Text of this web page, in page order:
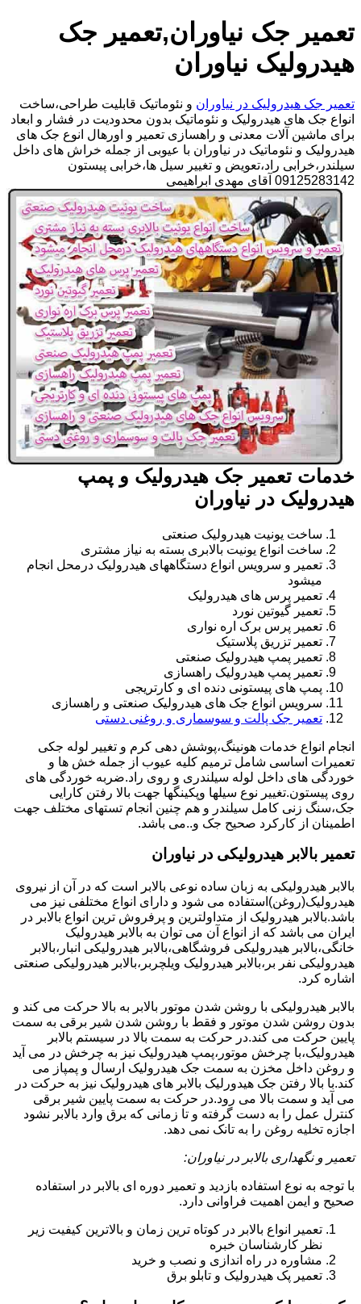
تعمیر جک نیاوران,تعمیر جک
هیدرولیک نیاوران
تعمیر جک هیدرولیک در نیاوران و نئوماتیک قابلیت طراحی،ساخت
انواع جک های هیدرولیک و نئوماتیک بدون محدودیت در فشار و ابعاد
برای ماشین آلات معدنی و راهسازی تعمیر و اورهال انوع جک های
هیدرولیک و نئوماتیک در نیاوران با عیوبی از جمله خراش های داخل
سیلندر،خرابی راد،تعویض و تغییر سیل ها،خرابی پیستون
09125283142 آقای مهدی ابراهیمی
خدمات تعمیر جک هیدرولیک و پمپ
هیدرولیک در نیاوران
ساخت یونیت هیدرولیک صنعتی
ساخت انواع یونیت بالابری بسته به نیاز مشتری
تعمیر و سرویس انواع دستگاههای هیدرولیک درمحل انجام
میشود
تعمیر پرس های هیدرولیک
تعمیر گیوتین نورد
تعمیر پرس برک اره نواری
تعمیر تزریق پلاستیک
تعمیر پمپ هیدرولیک صنعتی
تعمیر پمپ هیدرولیک راهسازی
پمپ های پیستونی دنده ای و کارتریجی
سرویس انواع جک های هیدرولیک صنعتی و راهسازی
تعمیر جک پالت و سوسماری و روغنی دستی
انجام انواع خدمات هونینگ،پوشش دهی کرم و تغییر لوله جکی
تعمیرات اساسی شامل ترمیم کلیه عیوب از جمله خش ها و
خوردگی های داخل لوله سیلندری و روی راد.ضربه خوردگی های
روی پیستون.تغییر نوع سیلها وپکینگها جهت بالا رفتن کارایی
جک،سنگ زنی کامل سیلندر و هم چنین انجام تستهای مختلف جهت
اطمینان از کارکرد صحیح جک و..می باشد.
تعمیر بالابر هیدرولیکی در نیاوران
بالابر هیدرولیکی به زبان ساده نوعی بالابر است که در آن از نیروی
هیدرولیک(روغن)استفاده می شود و دارای انواع مختلفی نیز می
باشد.بالابر هیدرولیک از متداولترین و پرفروش ترین انواع بالابر در
ایران می باشد که از انواع آن می توان به بالابر هیدرولیک
خانگی،بالابر هیدرولیکی فروشگاهی،بالابر هیدرولیکی انبار،بالابر
هیدرولیکی نفر بر،بالابر هیدرولیک ویلچربر،بالابر هیدرولیکی صنعتی
اشاره کرد.
بالابر هیدرولیکی با روشن شدن موتور بالابر به بالا حرکت می کند و
بدون روشن شدن موتور و فقط با روشن شدن شیر برقی به سمت
پایین حرکت می کند.در حرکت به سمت بالا در سیستم بالابر
هیدرولیک،با چرخش موتور،پمپ هیدرولیک نیز به چرخش در می آید
و روغن داخل مخزن به سمت جک هیدرولیک ارسال و پمپاز می
کند.با بالا رفتن جک هیدورلیک بالابر های هیدرولیک نیز به حرکت در
می آید و سمت بالا می رود.در حرکت به سمت پایین شیر برقی
کنترل عمل را به دست گرفته و تا زمانی که برق وارد بالابر نشود
اجازه تخلیه روغن را به تانک نمی دهد.
تعمیر و نگهداری بالابر در نیاوران:
با توجه به نوع استفاده بازدید و تعمیر دوره ای بالابر در استفاده
صحیح و ایمن اهمیت فراوانی دارد.
تعمیر انواع بالابر در کوتاه ترین زمان و بالاترین کیفیت زیر
نظر کارشناسان خبره
مشاوره در راه اندازی و نصب و خرید
تعمیر پک هیدرولیک و تابلو برق